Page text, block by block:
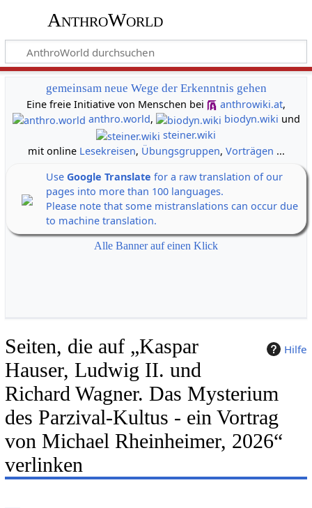
AnthroWorld
gemeinsam neue Wege der Erkenntnis gehen
Eine freie Initiative von Menschen bei
anthrowiki.at,
anthro.world, biodyn.wiki und
steiner.wiki
mit online Lesekreisen, Übungsgruppen, Vorträgen ...
Use Google Translate for a raw translation of our
pages into more than 100 languages.
Please note that some mistranslations can occur due
to machine translation.
Alle Banner auf einen Klick
Hilfe
Seiten, die auf „Kaspar
Hauser, Ludwig II. und
Richard Wagner. Das Mysterium
des Parzival-Kultus - ein Vortrag
von Michael Rheinheimer, 2026“
verlinken